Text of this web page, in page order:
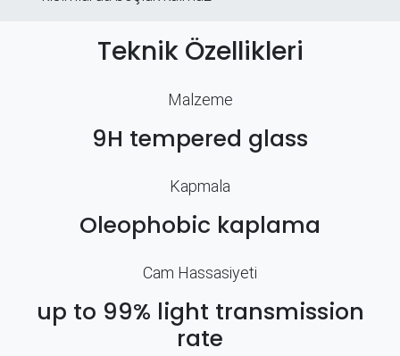
Teknik Özellikleri
Malzeme
9H tempered glass
Kapmala
Oleophobic kaplama
Cam Hassasiyeti
up to 99% light transmission
rate